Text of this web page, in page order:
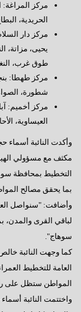
مركز المراغة:
الحريدية،
مركز دار
يحيى، مزاتة،
طوق غرب،
مركز طهطا:
شطورة،
مركز أخميم:
العيساوية،
وأكدت النائبة أسماء
مكثف مع مسؤولي
التخطيط بمحافظة
بما يحقق مصالح
وأضافت: "سنواصل
لباقي القرى والمدن،
سوهاج".
كما وجهت النائبة
العامة للتخطيط
المواطن ستظل على
واختتمت النائبة